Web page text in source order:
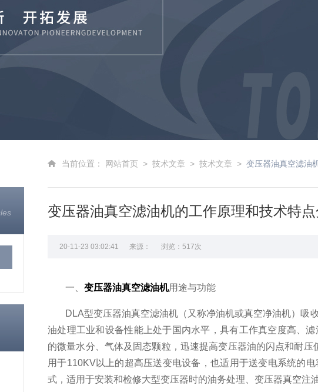
当前位置： 网站首页 > 技术文章 > 技术文章 > 变压器油真空滤油
变压器油真空滤油机的工作原理和技术特点
20-11-23 03:02:41 来源： 浏览：517次
一、 变压器油真空滤油机用途与功能
DLA型变压器油真空滤油机（又称净油机或真空净油机）吸
油处理工业和设备性能上处于国内水平，具有工作真空度高、
的微量水分、气体及固态颗粒，迅速提高变压器油的闪点和耐
用于110KV以上的超高压送变电设备，也适用于送变电系统的
式，适用于安装和检修大型变压器时的油务处理、变压器真空注